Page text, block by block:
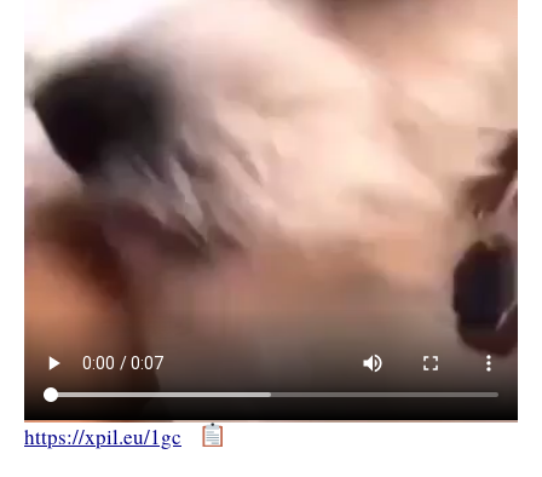
https://xpil.eu/1gc